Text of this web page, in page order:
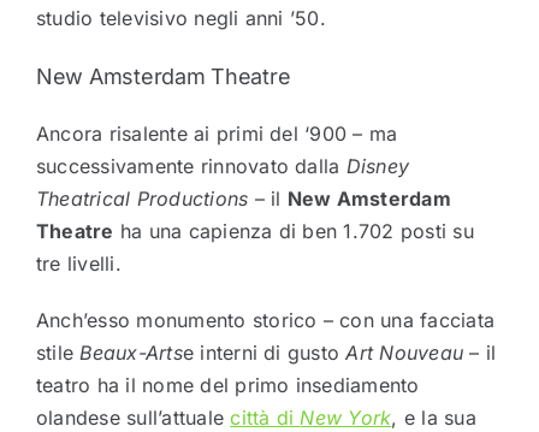
studio televisivo negli anni ’50.
New Amsterdam Theatre
Ancora risalente ai primi del ‘900 – ma
successivamente rinnovato dalla Disney
Theatrical Productions – il New Amsterdam
Theatre ha una capienza di ben 1.702 posti su
tre livelli.
Anch’esso monumento storico – con una facciata
stileBeaux-Artse interni di gustoArt Nouveau – il
teatro ha il nome del primo insediamento
olandese sull’attualecittà diNew York, e la sua